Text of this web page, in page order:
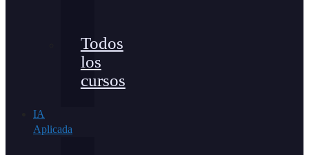
Todos
los
cursos
IA
Aplicada